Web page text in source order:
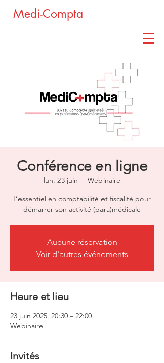
Medi-Compta
Conférence en ligne
lun. 23 juin
  |
Webinaire
L’essentiel en comptabilité et fiscalité pour
démarrer son activité (para)médicale
Aucune réservation
Voir d'autres événements
Heure et lieu
23 juin 2025, 20:30 – 22:00
Webinaire
Invités